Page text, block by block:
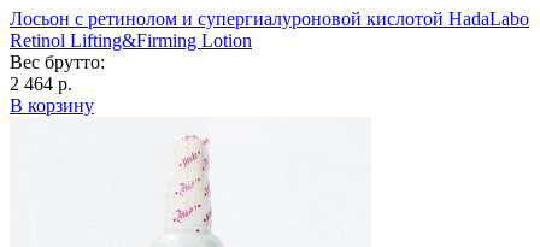
Лосьон с ретинолом и супергиалуроновой кислотой HadaLabo
Retinol Lifting&Firming Lotion
Вес брутто:
2 464 р.
В корзину